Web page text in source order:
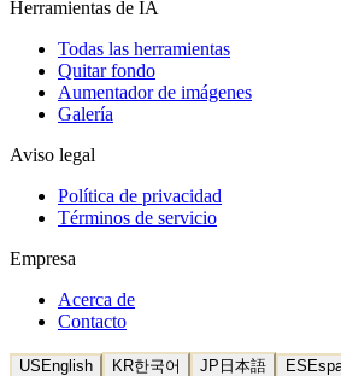
Herramientas de IA
Todas las herramientas
Quitar fondo
Aumentador de imágenes
Galería
Aviso legal
Política de privacidad
Términos de servicio
Empresa
Acerca de
Contacto
US English KR한국어 JP 日本語 ES